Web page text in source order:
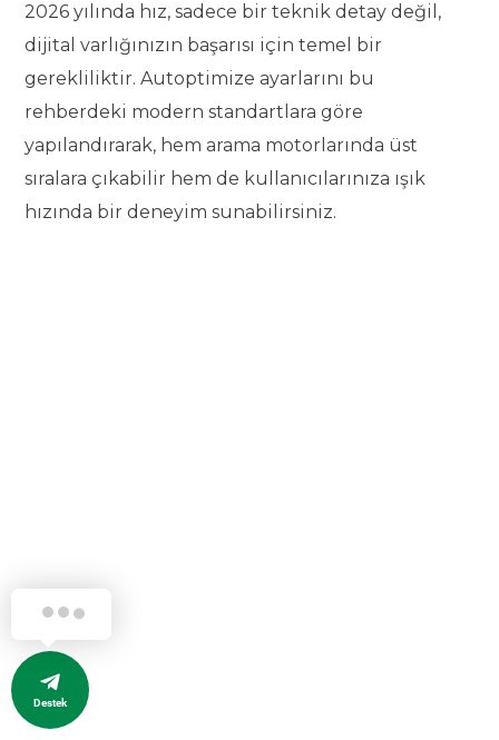
2026 yılında hız, sadece bir teknik detay değil,
dijital varlığınızın başarısı için temel bir
gerekliliktir. Autoptimize ayarlarını bu
rehberdeki modern standartlara göre
yapılandırarak, hem arama motorlarında üst
sıralara çıkabilir hem de kullanıcılarınıza ışık
hızında bir deneyim sunabilirsiniz.
Destek